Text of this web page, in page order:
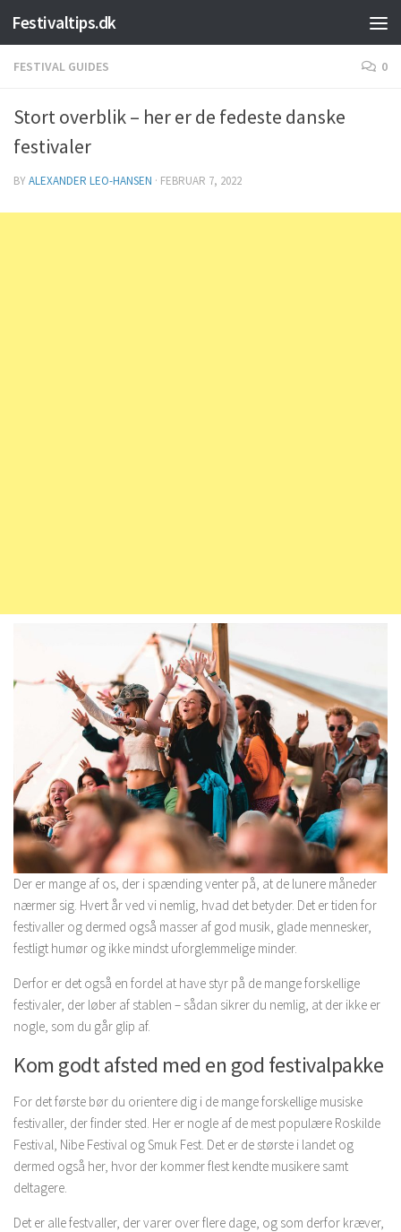
Skip to content
Festivaltips.dk
FESTIVAL GUIDES 0
Stort overblik – her er de fedeste danske
festivaler
BYALEXANDER LEO-HANSEN · FEBRUAR 7, 2022
Der er mange af os, der i spænding venter på, at de lunere måneder
nærmer sig. Hvert år ved vi nemlig, hvad det betyder. Det er tiden for
festivaller og dermed også masser af god musik, glade mennesker,
festligt humør og ikke mindst uforglemmelige minder.
Derfor er det også en fordel at have styr på de mange forskellige
festivaler, der løber af stablen – sådan sikrer du nemlig, at der ikke er
nogle, som du går glip af.
Kom godt afsted med en god festivalpakke
For det første bør du orientere dig i de mange forskellige musiske
festivaller, der finder sted. Her er nogle af de mest populære Roskilde
Festival, Nibe Festival og Smuk Fest. Det er de største i landet og
dermed også her, hvor der kommer flest kendte musikere samt
deltagere.
Det er alle festvaller, der varer over flere dage, og som derfor kræver,